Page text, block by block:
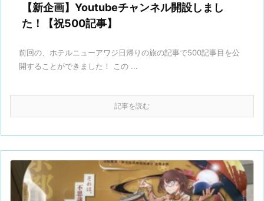
【新企画】Youtubeチャンネル開設しまし
た！【祝500記事】
前回の、ホテルニューアワジ日帰りの旅の記事で500記事目を公
開することができました！ この ...
記事を読む